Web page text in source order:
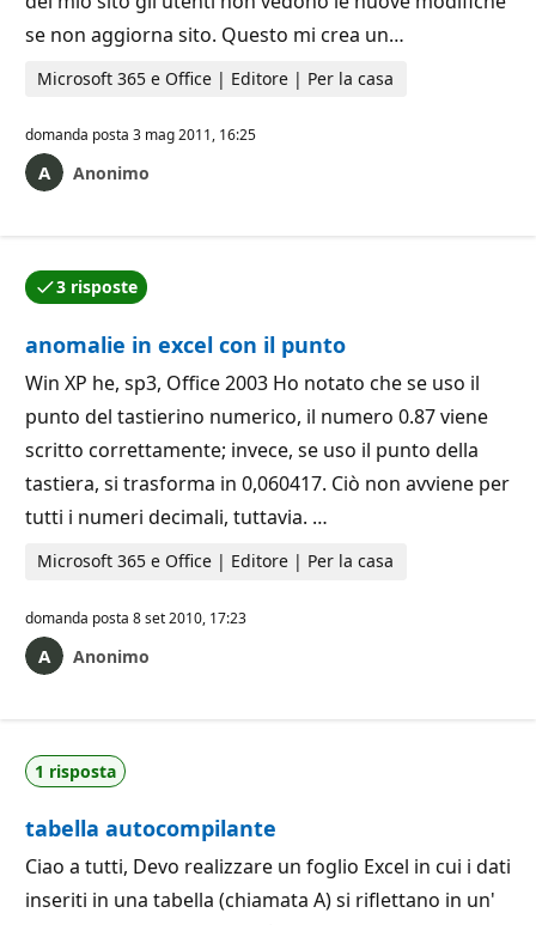
se non aggiorna sito. Questo mi crea un…
Microsoft 365 e Office | Editore | Per la casa
domanda posta 3 mag 2011, 16:25
Anonimo
3 risposte
Una delle risposte è stata accettata dall'autore della
anomalie in excel con il punto
Win XP he, sp3, Office 2003 Ho notato che se uso il
punto del tastierino numerico, il numero 0.87 viene
scritto correttamente; invece, se uso il punto della
tastiera, si trasforma in 0,060417. Ciò non avviene per
tutti i numeri decimali, tuttavia. …
Microsoft 365 e Office | Editore | Per la casa
domanda posta 8 set 2010, 17:23
Anonimo
1 risposta
tabella autocompilante
Ciao a tutti, Devo realizzare un foglio Excel in cui i dati
inseriti in una tabella (chiamata A) si riflettano in un'